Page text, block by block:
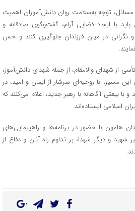
مسائل، توجه به‌سلامت روان دانش‌آموزان اهمیت
با ایجاد فضایی آرام، گفت‌وگوی صادقانه و
نگرانی در میان فرزندان جلوگیری کنند و حس
از شهدای والامقام، از جمله شهدای دانش‌آموز،
مسیر، با روحیه‌ای سرشار از ایمان و امید، در
بیعتی آگاهانه با رهبر جدید، اعلام می‌کنند که
اسلامی ایستاده‌اند.
هامون با حضور در برنامه‌ها و راهپیمایی‌های
و دیگر شهدا، بر تداوم راه آنان و دفاع از